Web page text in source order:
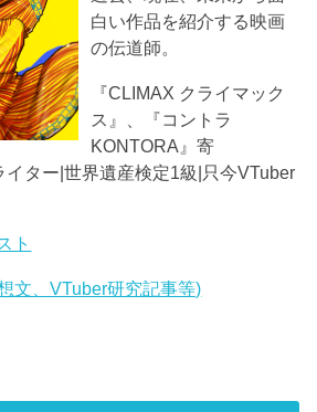
白い作品を紹介する映画
の伝道師。
『CLIMAX クライマック
ス』、『コントラ
KONTORA』寄
ター|世界遺産検定1級|只今VTuber
ト
文、VTuber研究記事等)